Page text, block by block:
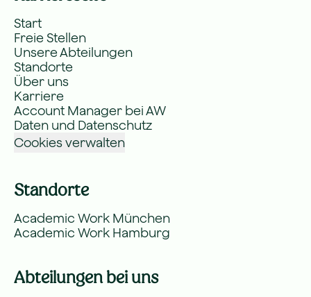
Start
Freie Stellen
Unsere Abteilungen
Standorte
Über uns
Karriere
Account Manager bei AW
Daten und Datenschutz
Cookies verwalten
Standorte
Academic Work München
Academic Work Hamburg
Abteilungen bei uns